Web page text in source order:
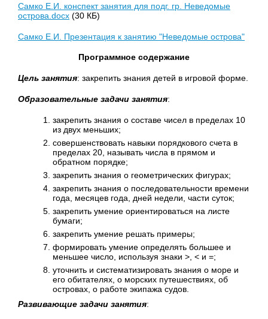
Самко Е.И. конспект занятия для подг. гр. Неведомые
острова.docx (30 КБ)
Самко Е.И. Презентация к занятию "Неведомые острова"
Программное содержание
Цель занятия: закрепить знания детей в игровой форме.
Образовательные задачи занятия:
закрепить знания о составе чисел в пределах 10
из двух меньших;
совершенствовать навыки порядкового счета в
пределах 20, называть числа в прямом и
обратном порядке;
закрепить знания о геометрических фигурах;
закрепить знания о последовательности времени
года, месяцев года, дней недели, части суток;
закрепить умение ориентироваться на листе
бумаги;
закрепить умение решать примеры;
формировать умение определять большее и
меньшее число, используя знаки >, < и =;
уточнить и систематизировать знания о море и
его обитателях, о морских путешествиях, об
островах, о работе экипажа судов.
Развивающие задачи занятия: